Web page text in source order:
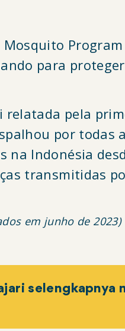
Mosquito
para proteger
relatada pela
por todas
na Indonésia
transmitidas
em junho de 2023)
selengkapnya